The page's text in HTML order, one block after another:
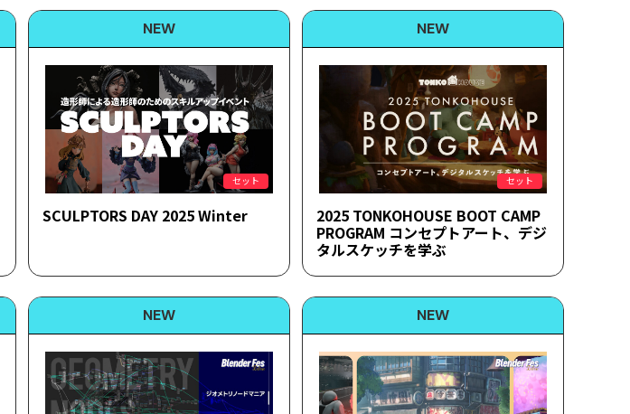
セット
SCULPTORS DAY 2025 Winter
セット
2025 TONKOHOUSE BOOT CAMP
PROGRAM コンセプトアート、デジ
タルスケッチを学ぶ